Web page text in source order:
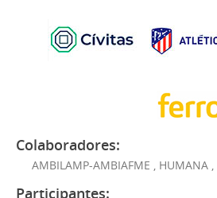
Colaboradores:
AMBILAMP-AMBIAFME , HUMANA ,
Participantes: